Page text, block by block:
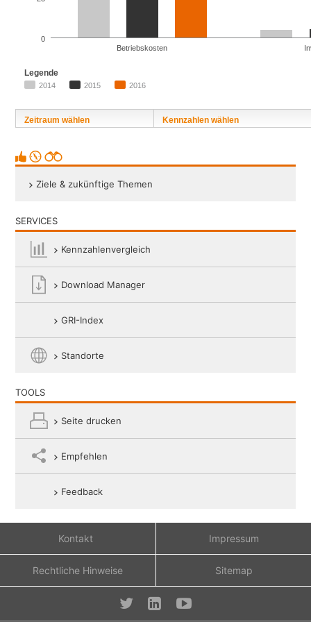
Kennzahlen wählen
Zeitraum wählen
2014 2015 2016
Legende
Betriebskosten
0
Ziele & zukünftige Themen
SERVICES
Kennzahlenvergleich
Download Manager
GRI-Index
Standorte
TOOLS
Seite drucken
Empfehlen
Feedback
Kontakt Impressum
Rechtliche Hinweise Sitemap